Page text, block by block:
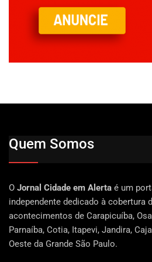
Quem Somos
O Jornal Cidade em Alerta é um
independente dedicado à cobertura
acontecimentos de Carapicuíba,
Parnaíba, Cotia, Itapevi, Jandira,
Oeste da Grande São Paulo.